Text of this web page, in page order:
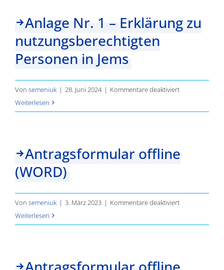
Anlage Nr. 1 – Erklärung zu
nutzungsberechtigten
Personen in Jems
Von semeniuk | 28. Juni 2024 | Kommentare deaktiviertfür
Nr.
Erklärung
Personen
in
Weiterlesen
Antragsformular offline
(WORD)
Von semeniuk | 3. März 2023 | Kommentare deaktiviertfür
offline
Weiterlesen